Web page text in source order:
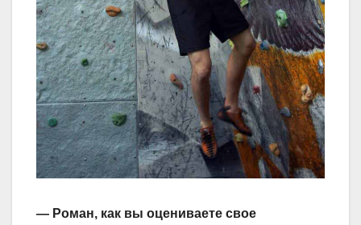
— Роман, как вы оцениваете свое